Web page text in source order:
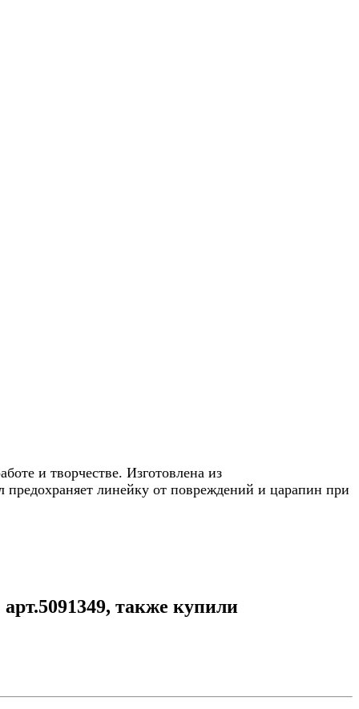
и творчестве. Изготовлена из
предохраняет линейку от повреждений и царапин при
также купили